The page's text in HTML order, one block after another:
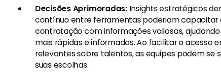
Decisões Aprimoradas:Insights estratégicos
contínuo entre ferramentas poderiam capacitar
contratação com informações valiosas,
mais rápidas e informadas. Ao facilitar o acesso
relevantes sobre talentos, as equipes podem se
suas escolhas.